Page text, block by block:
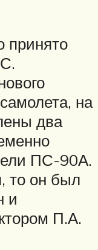
принято
на
два
ПС-90А.
то он был
и
П.А.